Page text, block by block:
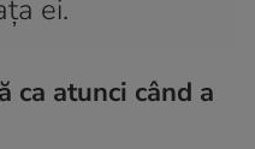
ei.
ca atunci când a